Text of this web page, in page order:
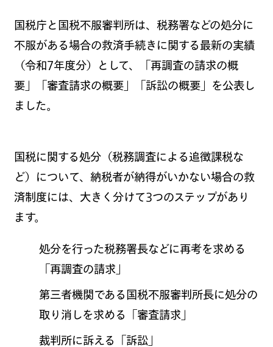
国税庁と国税不服審判所は、税務署などの処分に
不服がある場合の救済手続きに関する最新の実績
（令和7年度分）として、「再調査の請求の概
要」「審査請求の概要」「訴訟の概要」を公表し
ました。
国税に関する処分（税務調査による追徴課税な
ど）について、納税者が納得がいかない場合の救
済制度には、大きく分けて3つのステップがあり
ます。
処分を行った税務署長などに再考を求める
「再調査の請求」
第三者機関である国税不服審判所長に処分の
取り消しを求める「審査請求」
裁判所に訴える「訴訟」